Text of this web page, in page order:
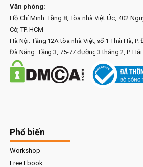
Văn phòng:
Hồ Chí Minh: Tầng 8, Tòa nhà Việt Úc, 402
Cờ, TP. HCM
Hà Nội: Tầng 12A tòa nhà Việt, số 1 Thái Hà, P.
Đà Nẵng: Tầng 3, 75-77 đường 3 tháng 2, P. Hải
Phổ biến
Workshop
Free Ebook